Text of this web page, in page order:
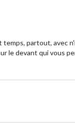
partout, avec
le devant qui vous